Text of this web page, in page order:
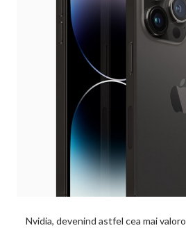
Nvidia, devenind astfel cea mai